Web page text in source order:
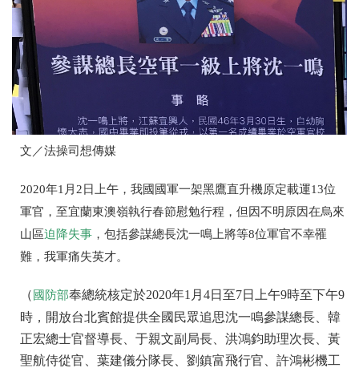
文／法操司想傳媒
2020年1月2日上午，我國國軍一架黑鷹直升機原定載運13位
軍官，至宜蘭東澳嶺執行春節慰勉行程，但因不明原因在烏來
山區迫降失事 ，包括參謀總長沈一鳴上將等8位軍官不幸罹
難，我軍痛失英才。
（ 國防部奉總統核定於2020年1月4日至7日上午9時至下午9
時，開放台北賓館提供全國民眾追思沈一鳴參謀總長、韓
正宏總士官督導長、于親文副局長、洪鴻鈞助理次長、黃
聖航侍從官、葉建儀分隊長、劉鎮富飛行官、許鴻彬機工